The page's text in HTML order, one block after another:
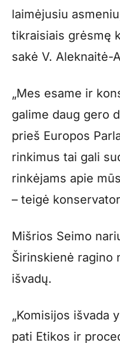
laimėjusiu
tikraisiais grėsmę
sakė V. Aleknaitė-
„Mes esame ir
galime daug gero
prieš Europos
rinkimus tai gali
rinkėjams apie
– teigė
Mišrios Seimo
Širinskienė ragino
išvadų.
„Komisijos išvada
pati Etikos ir